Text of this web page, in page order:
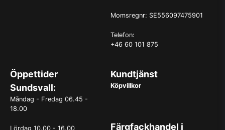
Momsregnr: SE556097475901
Telefon:
+46 60 101 875
Öppettider
Sundsvall:
Måndag - Fredag 06.45 -
18.00
Lördag 10.00 - 16.00
Kundtjänst
Köpvillkor
Färgfackhandel i